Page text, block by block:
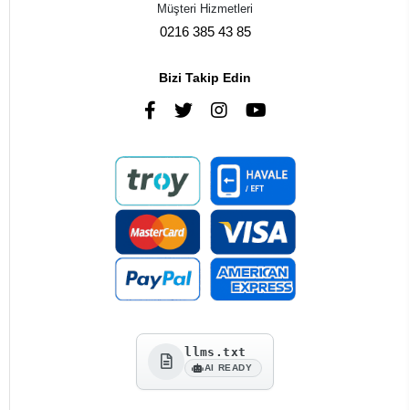
Müşteri Hizmetleri
0216 385 43 85
Bizi Takip Edin
llms.txt
AI READY